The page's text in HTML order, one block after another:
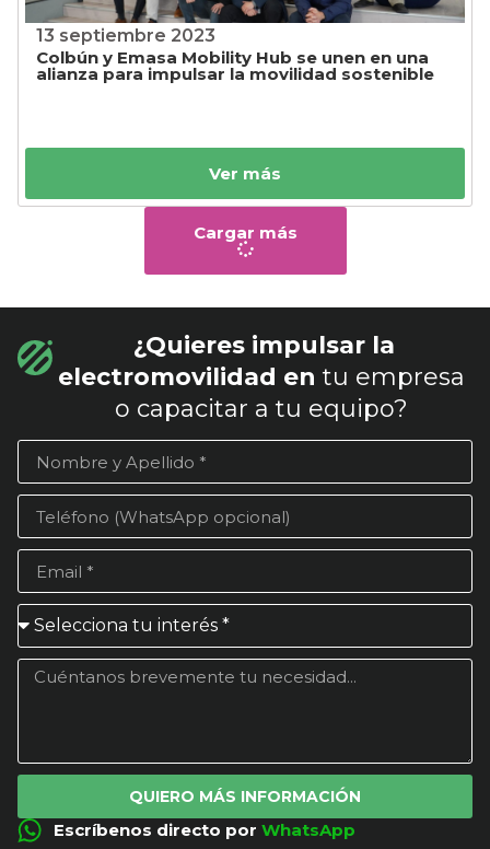
13 septiembre 2023
Colbún y Emasa Mobility Hub se unen en una
alianza para impulsar la movilidad sostenible
Ver más
Cargar más
¿Quieres impulsar la
electromovilidad en tu empresa
o capacitar a tu equipo?
QUIERO MÁS INFORMACIÓN
Escríbenos directo por WhatsApp